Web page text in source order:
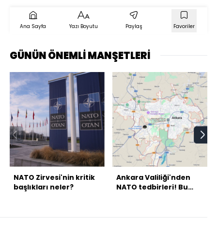
Ana Sayfa Yazı Boyutu Paylaş Favoriler
GÜNÜN ÖNEMLİ MANŞETLERİ
NATO Zirvesi'nin kritik
başlıkları neler?
Ankara Valiliği'nden
NATO tedbirleri! Bu